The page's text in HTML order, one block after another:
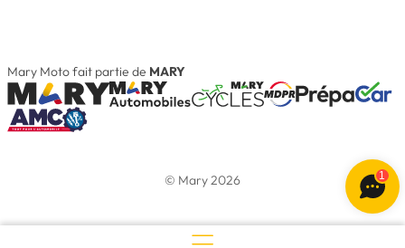
Mary Moto fait partie de MARY
© Mary 2026 1